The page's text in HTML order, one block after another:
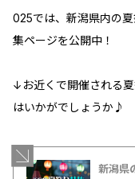
025では、新潟県内の
集ページを公開中！
↓お近くで開催される
はいかがでしょうか♪
新潟県